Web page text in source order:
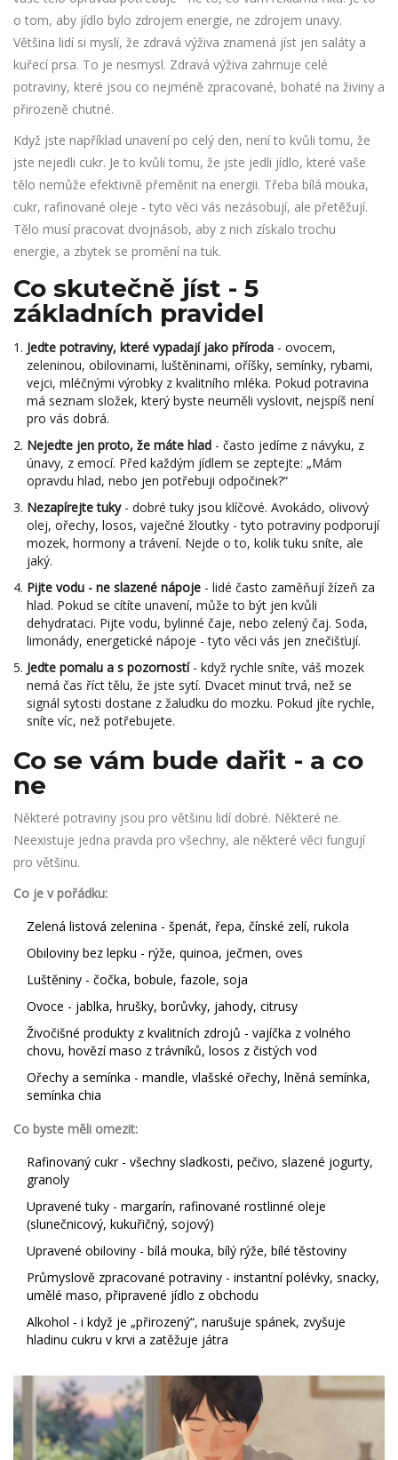
o tom, aby jídlo bylo zdrojem energie, ne zdrojem unavy.
Většina lidí si myslí, že zdravá výživa znamená jíst jen saláty a
kuřecí prsa. To je nesmysl. Zdravá výživa zahrnuje celé
potraviny, které jsou co nejméně zpracované, bohaté na živiny a
přirozeně chutné.
Když jste například unavení po celý den, není to kvůli tomu, že
jste nejedli cukr. Je to kvůli tomu, že jste jedli jídlo, které vaše
tělo nemůže efektivně přeměnit na energii. Třeba bílá mouka,
cukr, rafinované oleje - tyto věci vás nezásobují, ale přetěžují.
Tělo musí pracovat dvojnásob, aby z nich získalo trochu
energie, a zbytek se promění na tuk.
Co skutečně jíst - 5
základních pravidel
Jedte potraviny, které vypadají jako příroda - ovocem,
zeleninou, obilovinami, luštěninami, oříšky, semínky, rybami,
vejci, mléčnými výrobky z kvalitního mléka. Pokud potravina
má seznam složek, který byste neuměli vyslovit, nejspíš není
pro vás dobrá.
Nejedte jen proto, že máte hlad - často jedíme z návyku, z
únavy, z emocí. Před každým jídlem se zeptejte: „Mám
opravdu hlad, nebo jen potřebuji odpočinek?“
Nezapírejte tuky- dobré tuky jsou klíčové. Avokádo, olivový
olej, ořechy, losos, vaječné žloutky - tyto potraviny podporují
mozek, hormony a trávení. Nejde o to, kolik tuku sníte, ale
jaký.
Pijte vodu - ne slazené nápoje - lidé často zaměňují žízeň za
hlad. Pokud se cítíte unavení, může to být jen kvůli
dehydrataci. Pijte vodu, bylinné čaje, nebo zelený čaj. Soda,
limonády, energetické nápoje - tyto věci vás jen znečišťují.
Jedte pomalu a s pozorností- když rychle sníte, váš mozek
nemá čas říct tělu, že jste sytí. Dvacet minut trvá, než se
signál sytosti dostane z žaludku do mozku. Pokud jíte rychle,
sníte víc, než potřebujete.
Co se vám bude dařit - a co
ne
Některé potraviny jsou pro většinu lidí dobré. Některé ne.
Neexistuje jedna pravda pro všechny, ale některé věci fungují
pro většinu.
Co je v pořádku:
Zelená listová zelenina - špenát, řepa, čínské zelí, rukola
Obiloviny bez lepku - rýže, quinoa, ječmen, oves
Luštěniny - čočka, bobule, fazole, soja
Ovoce - jablka, hrušky, borůvky, jahody, citrusy
Živočišné produkty z kvalitních zdrojů - vajíčka z volného
chovu, hovězí maso z trávníků, losos z čistých vod
Ořechy a semínka - mandle, vlašské ořechy, lněná semínka,
semínka chia
Co byste měli omezit:
Rafinovaný cukr - všechny sladkosti, pečivo, slazené jogurty,
granoly
Upravené tuky - margarín, rafinované rostlinné oleje
(slunečnicový, kukuřičný, sojový)
Upravené obiloviny - bílá mouka, bílý rýže, bílé těstoviny
Průmyslově zpracované potraviny - instantní polévky, snacky,
umělé maso, připravené jídlo z obchodu
Alkohol - i když je „přirozený“, narušuje spánek, zvyšuje
hladinu cukru v krvi a zatěžuje játra